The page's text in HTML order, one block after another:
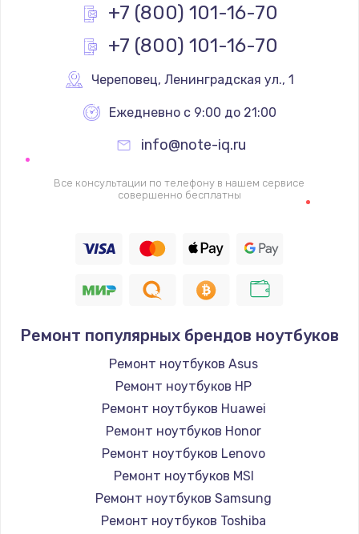
+7 (800) 101-16-70
+7 (800) 101-16-70
Череповец, Ленинградская ул., 1
Ежедневно с 9:00 до 21:00
info@note-iq.ru
Все консультации по телефону в нашем сервисе
совершенно бесплатны
Ремонт популярных брендов ноутбуков
Ремонт ноутбуков Asus
Ремонт ноутбуков HP
Ремонт ноутбуков Huawei
Ремонт ноутбуков Honor
Ремонт ноутбуков Lenovo
Ремонт ноутбуков MSI
Ремонт ноутбуков Samsung
Ремонт ноутбуков Toshiba